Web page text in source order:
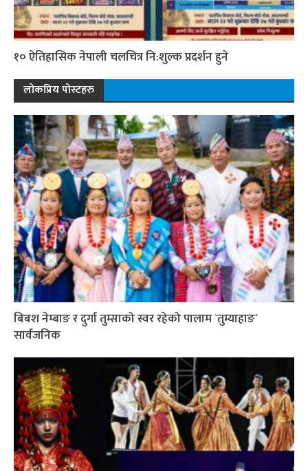
१० ऐतिहासिक नेपाली चलचित्र नि:शुल्क प्रदर्शन हुने
लोकप्रिय पोस्टहरु
बिबश नेम्बाङ र दुर्गा तुम्साको स्वर रहेको पालाम `तुम्याहाङ´
सार्वजनिक